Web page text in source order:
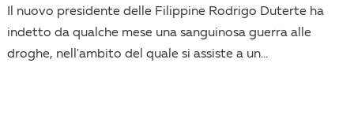
Il nuovo presidente delle Filippine Rodrigo Duterte ha
indetto da qualche mese una sanguinosa guerra alle
droghe, nell'ambito del quale si assiste a un...